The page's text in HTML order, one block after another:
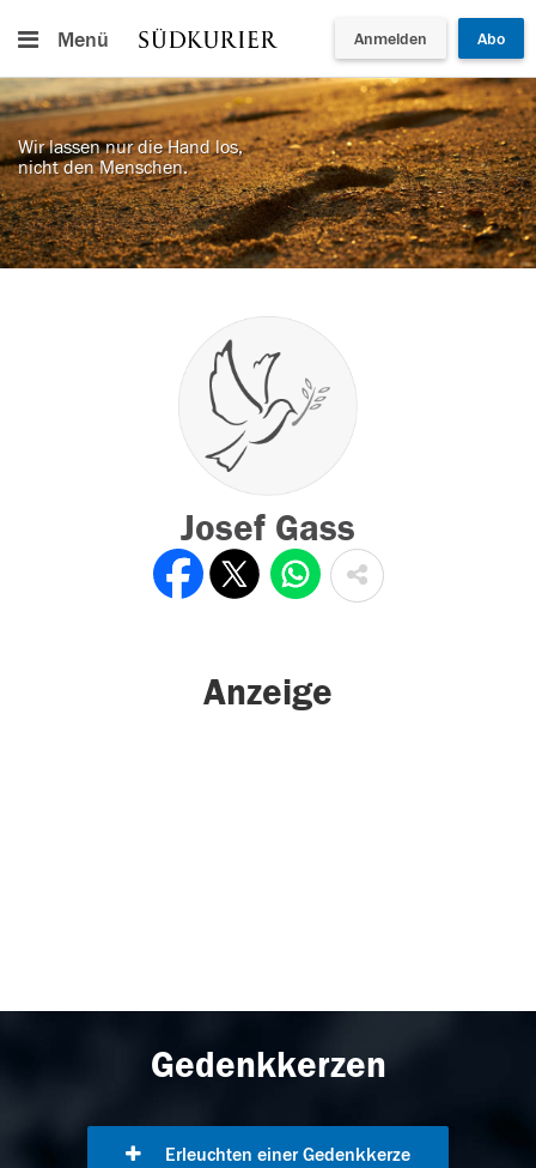
Menü Anmelden Abo
Wir lassen nur die Hand los,
nicht den Menschen.
Josef Gass
Anzeige
Gedenkkerzen
Erleuchten einer Gedenkkerze